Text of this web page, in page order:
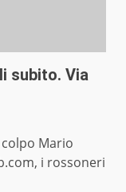
subito. Via
Mario
i rossoneri